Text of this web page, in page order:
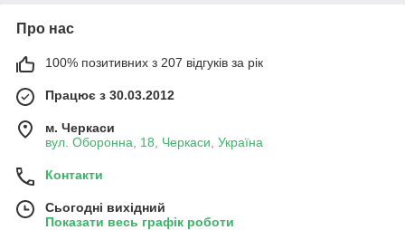
Про нас
100% позитивних з 207 відгуків за рік
Працює з 30.03.2012
м. Черкаси
вул. Оборонна, 18, Черкаси, Україна
Контакти
Сьогодні вихідний
Показати весь графік роботи